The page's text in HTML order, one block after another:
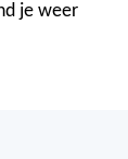
je weer